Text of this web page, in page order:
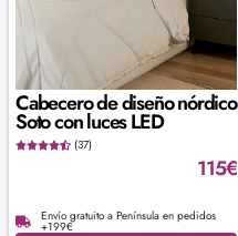
Cabecero de diseño nórdico
Soto con luces LED
(37)
115€
Envío gratuito a Península en pedidos
+199€